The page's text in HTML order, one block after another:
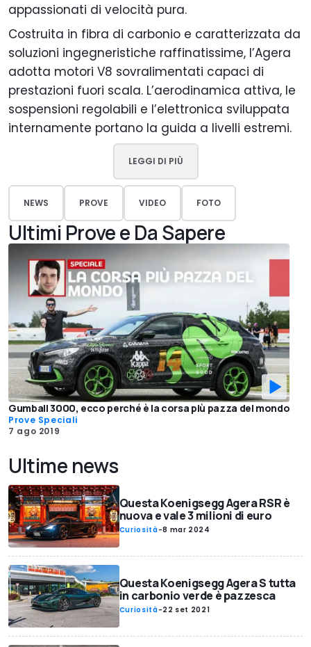
appassionati di velocità pura.
Costruita in fibra di carbonio e caratterizzata da
soluzioni ingegneristiche raffinatissime, l’Agera
adotta motori V8 sovralimentati capaci di
prestazioni fuori scala. L’aerodinamica attiva, le
sospensioni regolabili e l’elettronica sviluppata
internamente portano la guida a livelli estremi.
LEGGI DI PIÙ
NEWS PROVE VIDEO FOTO
Ultimi Prove e Da Sapere
Gumball 3000, ecco perché è la corsa più pazza del mondo
Prove Speciali
7 ago 2019
Ultime news
Questa Koenigsegg Agera RSR è
nuova e vale 3 milioni di euro
Curiosità-8 mar 2024
Questa Koenigsegg Agera S tutta
in carbonio verde è pazzesca
Curiosità-22 set 2021